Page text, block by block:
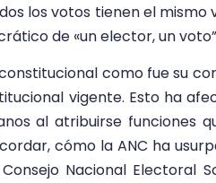
los votos tienen el
de «un elector, un
como fue su
vigente. Esto ha
al atribuirse funciones
cómo la ANC ha
Nacional Electoral